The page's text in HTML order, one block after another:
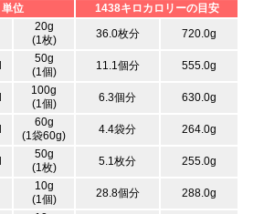
単位 1438キロカロリーの目安
20g
(1枚)
36.0枚分 720.0g
50g
(1個)
11.1個分 555.0g
100g
(1個)
6.3個分 630.0g
60g
(1袋60g)
4.4袋分 264.0g
50g
(1枚)
5.1枚分 255.0g
10g
(1個)
28.8個分 288.0g